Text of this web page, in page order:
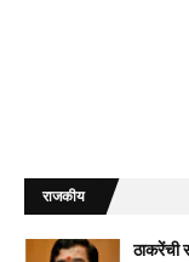
राजकीय
ठाकरेंची